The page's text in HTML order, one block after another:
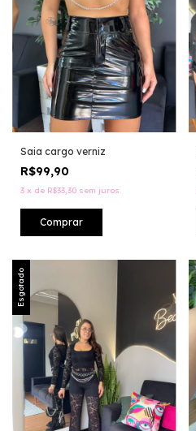
Saia cargo verniz
R$99,90
3 x de R$33,30 sem juros
Comprar
Esgotado